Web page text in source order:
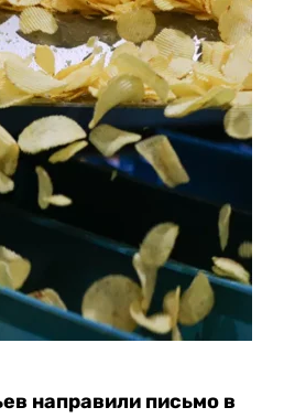
направили письмо в